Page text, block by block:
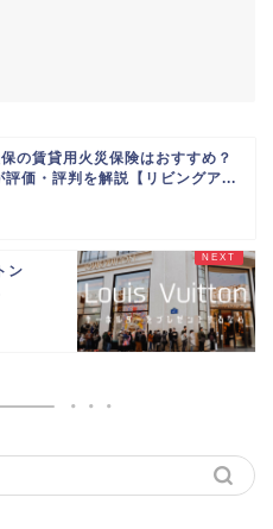
の賃貸用火災保険はおすすめ？
評価・評判を解説【リビングア...
ン